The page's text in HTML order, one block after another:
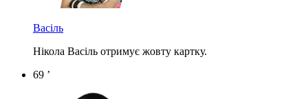
Васіль
Нікола Васіль отримує жовту картку.
69 ’